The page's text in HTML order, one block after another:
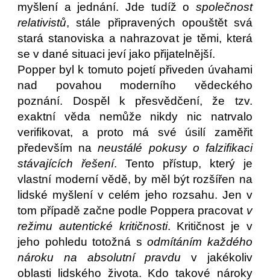
myšlení a jednání. Jde tudíž o společnost
relativistů, stále připravených opouštět svá
stará stanoviska a nahrazovat je těmi, která
se v dané situaci jeví jako přijatelnější.
Popper byl k tomuto pojetí přiveden úvahami
nad povahou moderního vědeckého
poznání. Dospěl k přesvědčení, že tzv.
exaktní věda nemůže nikdy nic natrvalo
verifikovat, a proto má své úsilí zaměřit
především naneustálé pokusy o falzifikaci
stávajících řešení. Tento přístup, který je
vlastní moderní vědě, by měl být rozšířen na
lidské myšlení v celém jeho rozsahu. Jen v
tom případě začne podle Poppera pracovat v
režimu autentické kritičnosti. Kritičnost je v
jeho pohledu totožná sodmítáním každého
nároku na absolutní pravdu v jakékoliv
oblasti lidského života. Kdo takové nároky